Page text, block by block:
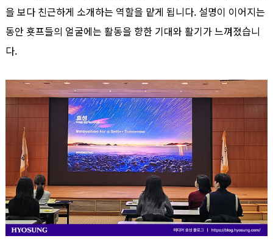
을 보다 친근하게 소개하는 역할을 맡게 됩니다. 설명이 이어지는
동안 횻프들의 얼굴에는 활동을 향한 기대와 활기가 느껴졌습니
다.